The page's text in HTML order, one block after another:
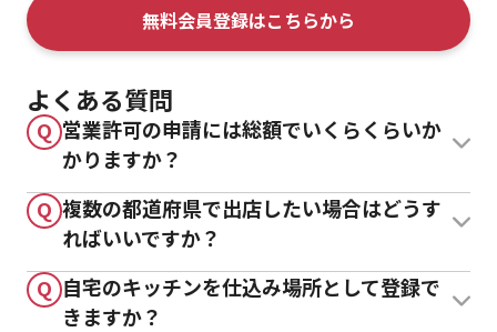
無料会員登録はこちらから
よくある質問
Q 営業許可の申請には総額でいくらくらいか
かりますか？
Q 複数の都道府県で出店したい場合はどうす
ればいいですか？
Q 自宅のキッチンを仕込み場所として登録で
きますか？